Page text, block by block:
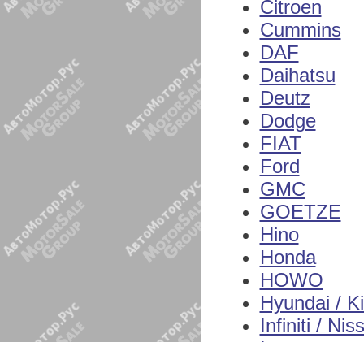
Citroen
Cummins
DAF
Daihatsu
Deutz
Dodge
FIAT
Ford
GMC
GOETZE
Hino
Honda
HOWO
Hyundai /
Infiniti /